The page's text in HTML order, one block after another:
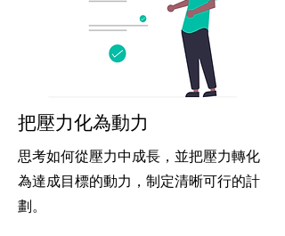
把壓力化為動力
思考如何從壓力中成長，並把壓力轉化
為達成目標的動力，制定清晰可行的計
劃。